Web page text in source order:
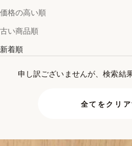
価格の高い順
古い商品順
新着順
申し訳ございませんが、検索結
全てをクリア